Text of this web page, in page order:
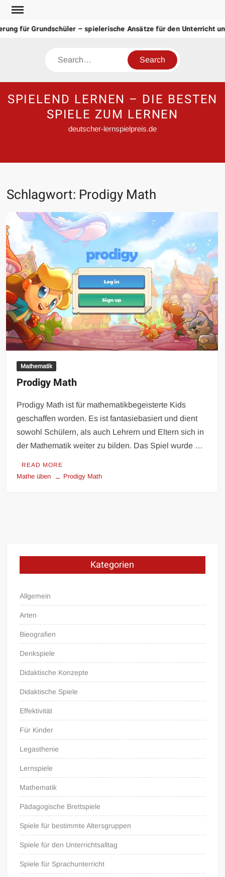
Skip
contentfür Grundschüler – spielerische Ansätze für den Unterricht
Search
SPIELEND LERNEN – DIE BESTEN
SPIELE ZUM LERNEN
deutscher-lernspielpreis.de
Schlagwort: Prodigy Math
Mathematik
Prodigy Math
Prodigy Math ist für mathematikbegeisterte Kids
geschaffen worden. Es ist fantasiebasiert und dient
sowohl Schülern, als auch Lehrern und Eltern sich in
der Mathematik weiter zu bilden. Das Spiel wurde …
READ MORE
Mathe üben Prodigy Math
Kategorien
Allgemein
Arten
Bieografien
Denkspiele
Didaktische Konzepte
Didaktische Spiele
Effektivität
Für Kinder
Legasthenie
Lernspiele
Mathematik
Pädagogische Brettspiele
Spiele für bestimmte Altersgruppen
Spiele für den Unterrichtsalltag
Spiele für Sprachunterricht